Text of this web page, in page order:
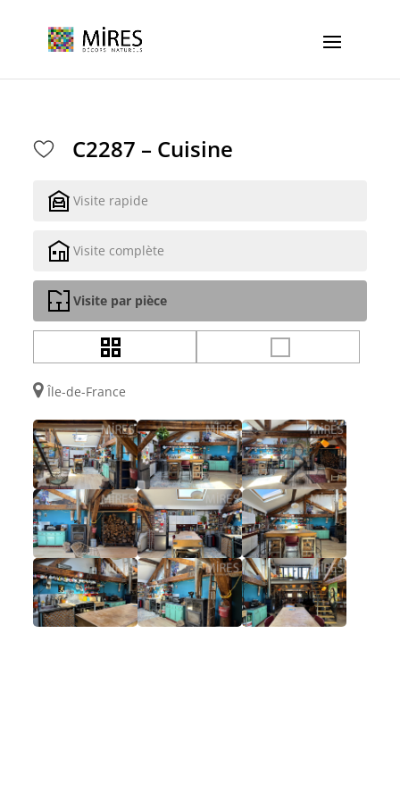
C2287 – Cuisine
Visite rapide
Visite complète
Visite par pièce
Île-de-France